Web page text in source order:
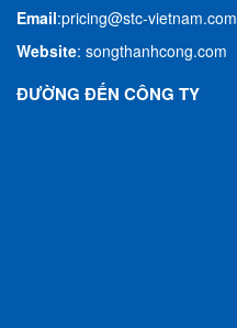
Email:pricing@stc-vietnam.com
Website: songthanhcong.com
ĐƯỜNG ĐẾN CÔNG TY